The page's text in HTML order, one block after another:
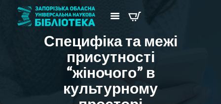
Специфіка та межі
присутності
“жіночого” в
культурному